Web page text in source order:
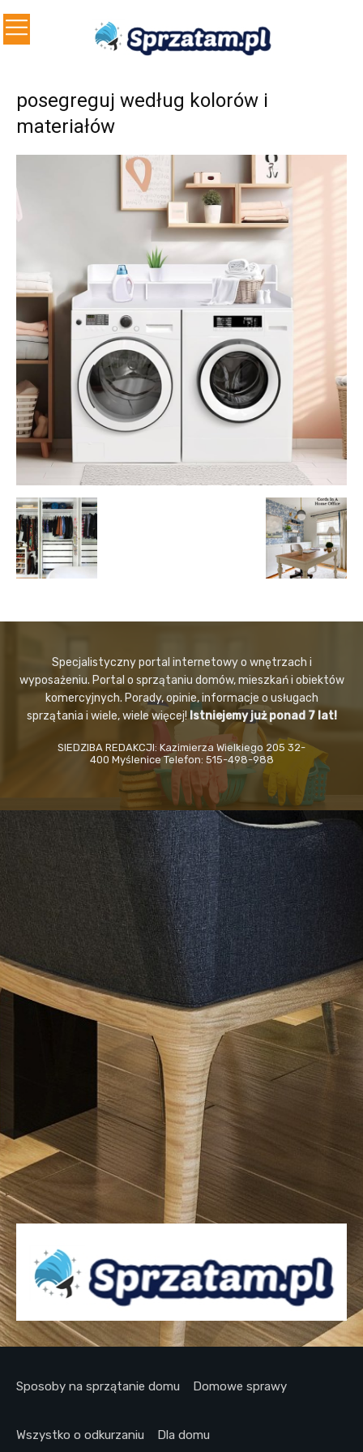
posegreguj według kolorów i
materiałów
Specjalistyczny portal internetowy o wnętrzach i
wyposażeniu. Portal o sprzątaniu domów, mieszkań i obiektów
komercyjnych. Porady, opinie, informacje o usługach
sprzątania i wiele, wiele więcej!Istniejemy już ponad 7 lat!
SIEDZIBA REDAKCJI: Kazimierza Wielkiego 205 32-
400 Myślenice Telefon: 515-498-988
Sposoby na sprzątanie domu Domowe sprawy
Wszystko o odkurzaniu Dla domu